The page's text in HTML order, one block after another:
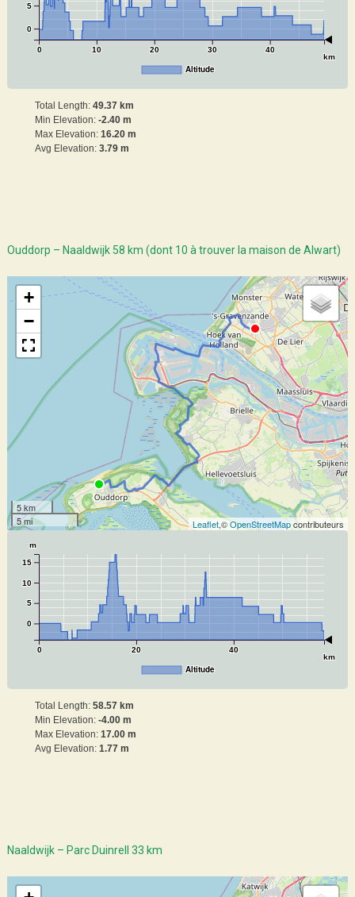
0 10 20 30 40
km
0
5
Altitude
Total Length: 49.37 km
Min Elevation: -2.40 m
Max Elevation: 16.20 m
Avg Elevation: 3.79 m
Ouddorp – Naaldwijk 58 km (dont 10 à trouver la maison de Alwart)
+
−
5 km
5 mi
Leaflet,©OpenStreetMapcontributeurs
0 20 40
km
0
5
10
15
m
Altitude
Total Length: 58.57 km
Min Elevation: -4.00 m
Max Elevation: 17.00 m
Avg Elevation: 1.77 m
Naaldwijk – Parc Duinrell 33 km